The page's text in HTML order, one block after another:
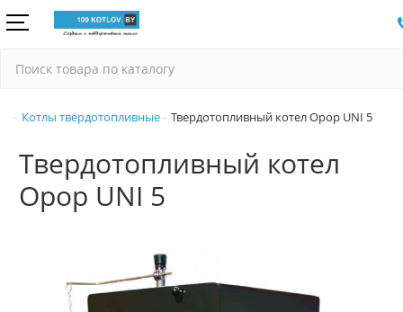
Котлы твёрдотопливные Твердотопливный котел Opop UNI 5
Твердотопливный котел
Opop UNI 5